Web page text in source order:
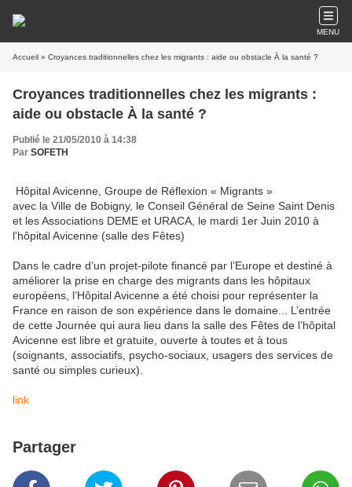
MENU
Accueil » Croyances traditionnelles chez les migrants : aide ou obstacle À la santé ?
Croyances traditionnelles chez les migrants :
aide ou obstacle À la santé ?
Publié le 21/05/2010 à 14:38
Par SOFETH
Hôpital Avicenne, Groupe de Réflexion « Migrants »
avec la Ville de Bobigny, le Conseil Général de Seine Saint Denis
et les Associations DEME et URACA, le mardi 1er Juin 2010 à
l'hôpital Avicenne (salle des Fêtes)
Dans le cadre d’un projet-pilote financé par l’Europe et destiné à
améliorer la prise en charge des migrants dans les hôpitaux
européens, l’Hôpital Avicenne a été choisi pour représenter la
France en raison de son expérience dans le domaine... L’entrée
de cette Journée qui aura lieu dans la salle des Fêtes de l’hôpital
Avicenne est libre et gratuite, ouverte à toutes et à tous
(soignants, associatifs, psycho-sociaux, usagers des services de
santé ou simples curieux).
link
Partager